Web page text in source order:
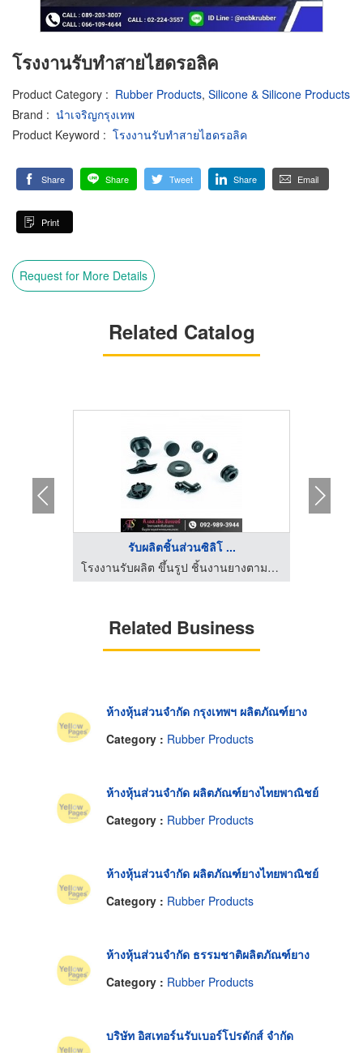
โรงงานรับทำสายไฮดรอลิค
Product Category : Rubber Products, Silicone & Silicone Products
Brand : นำเจริญกรุงเทพ
Product Keyword : โรงงานรับทำสายไฮดรอลิค
Share Share Tweet Share Email
Print
Request for More Details
Related Catalog
รับผลิตชิ้นส่วนซิลิโ ...
โรงงานรับผลิต ขึ้นรูป ชิ้นงานยางตามแบบ - ที.เอส.เอ็ม.รับเบอร์
Related Business
ห้างหุ้นส่วนจำกัด กรุงเทพฯ ผลิตภัณฑ์ยาง
Category : Rubber Products
ห้างหุ้นส่วนจำกัด ผลิตภัณฑ์ยางไทยพาณิชย์
Category : Rubber Products
ห้างหุ้นส่วนจำกัด ผลิตภัณฑ์ยางไทยพาณิชย์
Category : Rubber Products
ห้างหุ้นส่วนจำกัด ธรรมชาติผลิตภัณฑ์ยาง
Category : Rubber Products
บริษัท อิสเทอร์นรับเบอร์โปรดักส์ จำกัด